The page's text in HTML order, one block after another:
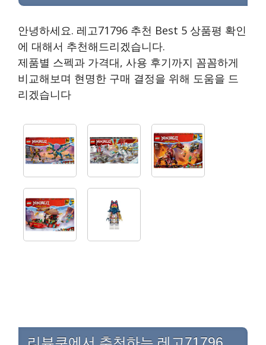
안녕하세요. 레고71796 추천 Best 5 상품평 확인
에 대해서 추천해드리겠습니다.
제품별 스펙과 가격대, 사용 후기까지 꼼꼼하게
비교해보며 현명한 구매 결정을 위해 도움을 드
리겠습니다